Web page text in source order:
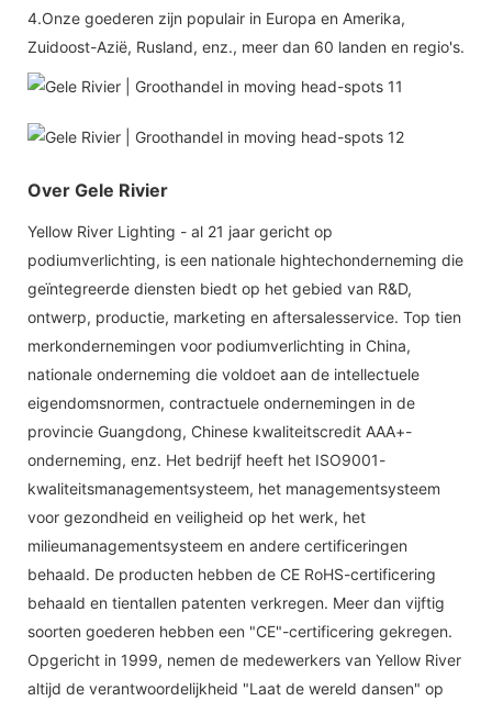
4.Onze goederen zijn populair in Europa en Amerika,
Zuidoost-Azië, Rusland, enz., meer dan 60 landen en regio's.
Over Gele Rivier
Yellow River Lighting - al 21 jaar gericht op
podiumverlichting, is een nationale hightechonderneming die
geïntegreerde diensten biedt op het gebied van R&D,
ontwerp, productie, marketing en aftersalesservice. Top tien
merkondernemingen voor podiumverlichting in China,
nationale onderneming die voldoet aan de intellectuele
eigendomsnormen, contractuele ondernemingen in de
provincie Guangdong, Chinese kwaliteitscredit AAA+-
onderneming, enz. Het bedrijf heeft het ISO9001-
kwaliteitsmanagementsysteem, het managementsysteem
voor gezondheid en veiligheid op het werk, het
milieumanagementsysteem en andere certificeringen
behaald. De producten hebben de CE RoHS-certificering
behaald en tientallen patenten verkregen. Meer dan vijftig
soorten goederen hebben een "CE"-certificering gekregen.
Opgericht in 1999, nemen de medewerkers van Yellow River
altijd de verantwoordelijkheid "Laat de wereld dansen" op